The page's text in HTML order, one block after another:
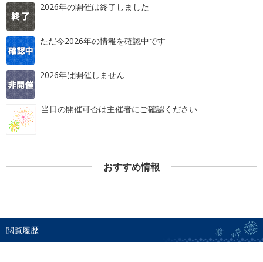
2026年の開催は終了しました
ただ今2026年の情報を確認中です
2026年は開催しません
当日の開催可否は主催者にご確認ください
おすすめ情報
閲覧履歴